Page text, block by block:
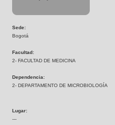
Sede:
Bogotá
Facultad:
2- FACULTAD DE MEDICINA
Dependencia:
2- DEPARTAMENTO DE MICROBIOLOGÍA
Lugar:
---